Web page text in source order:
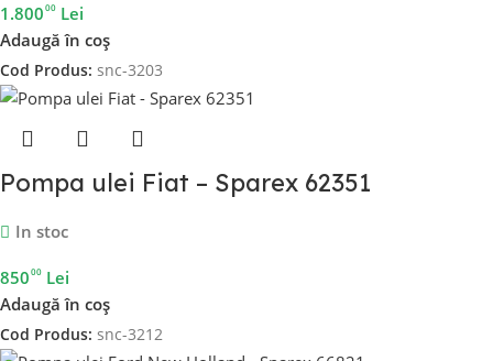
1.80000 Lei
Adaugă în coș
Cod Produs: snc-3203
Pompa ulei Fiat – Sparex 62351
In stoc
85000 Lei
Adaugă în coș
Cod Produs: snc-3212